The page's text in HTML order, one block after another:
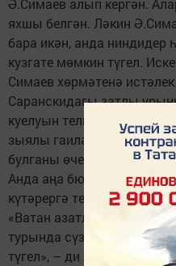
Ә.Симаев алып кергән.
яхшы белгән. Ләкин
бара икән, анда ниндидер
кузгате мөмкин түгел.
Симаев хөрмәтенә
Саранскидагы затлы
куелуын телибез.
зыялы гаиләдә дөньяга
булганы өчен анда
Анда аңа бюст та
күтәрергә теләгән
«Ватан азатлыгы өчен
турында сүз барганда,
түгел», – ди Л.Лерон. Ул